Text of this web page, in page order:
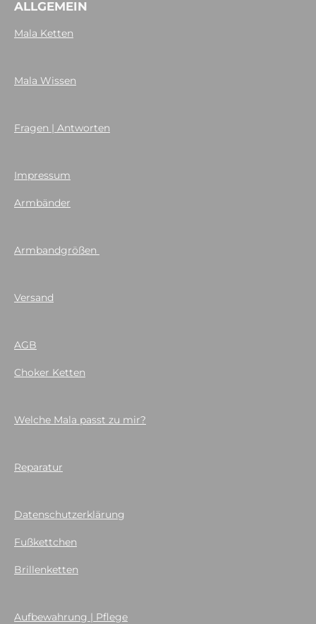
ALLGEMEIN
Mala Ketten
Mala Wissen
Fragen | Antworten
Impressum
Armbänder
Armbandgrößen
Versand
AGB
Choker Ketten
Welche Mala passt zu mir?
Reparatur
Datenschutzerklärung
Fußkettchen
Brillenketten
Aufbewahrung | Pflege